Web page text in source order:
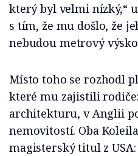
který byl velmi nízký,“
s tím, že mu došlo, že
nebudou metrový
Místo toho se rozhodl
které mu zajistili
architekturu, v Anglii
nemovitostí. Oba
magisterský titul z